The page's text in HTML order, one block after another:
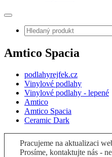
Amtico Spacia
podlahyrejfek.cz
Vinylové podlahy
Vinylové podlahy - lepené
Amtico
Amtico Spacia
Ceramic Dark
Pracujeme na aktualizaci
Prosíme, kontaktujte nás -